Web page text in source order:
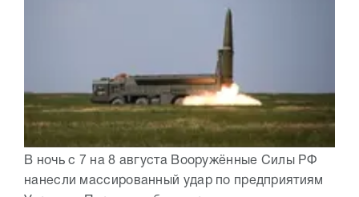
В ночь с 7 на 8 августа Вооружённые Силы РФ
нанесли массированный удар по предприятиям